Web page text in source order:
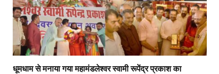
धूमधाम से मनाया गया महामंडलेश्वर स्वामी रूपेंद्र प्रकाश का